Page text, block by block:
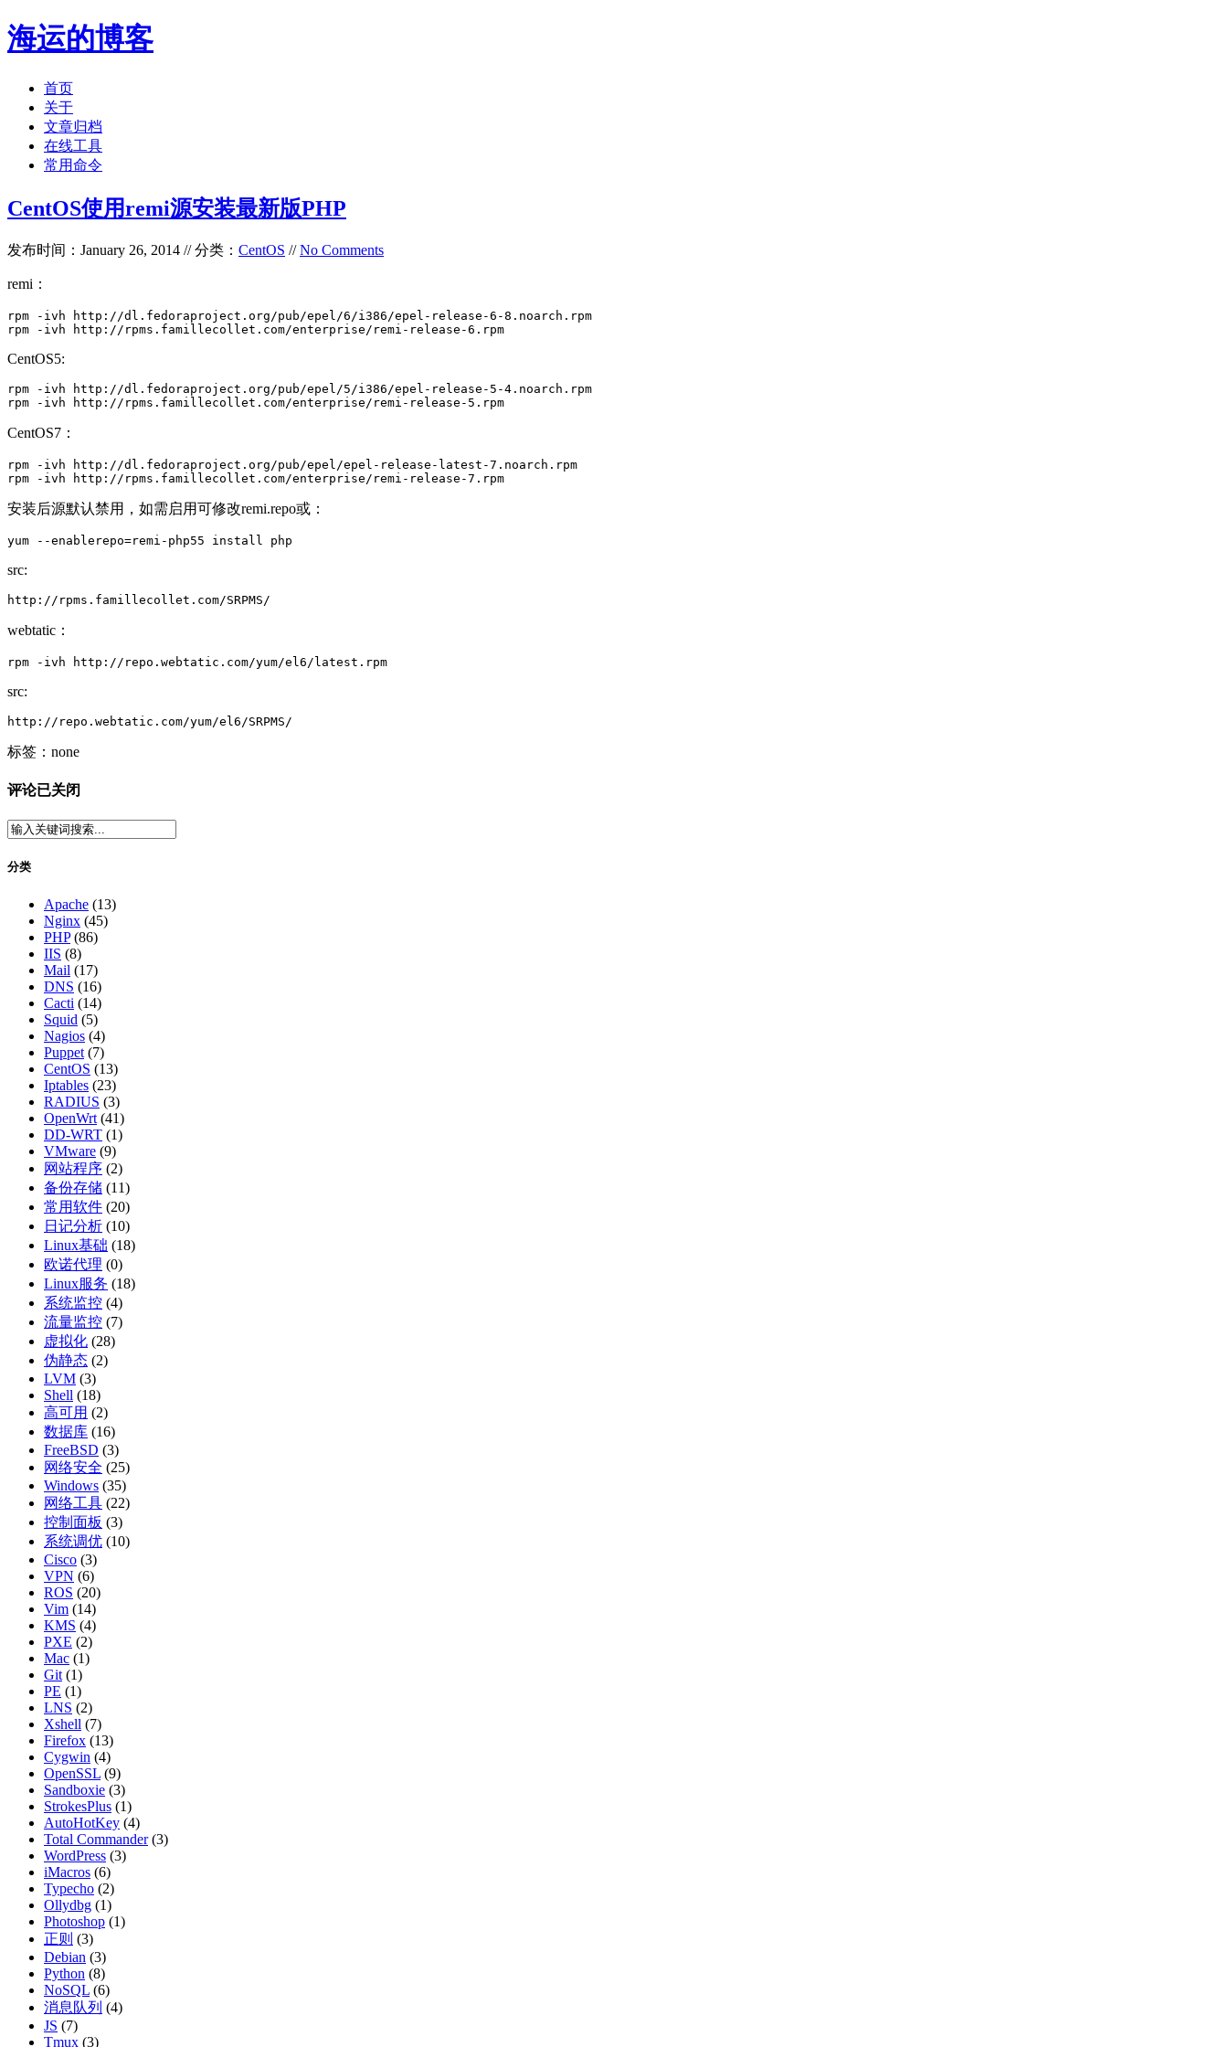
海运的博客
首页
关于
文章归档
在线工具
常用命令
CentOS使用remi源安装最新版PHP
发布时间：January 26, 2014 // 分类： CentOS //No Comments
remi：
rpm -ivh http://dl.fedoraproject.org/pub/epel/6/i386/epel-release-6-8.noarch.rpm
rpm -ivh http://rpms.famillecollet.com/enterprise/remi-release-6.rpm
CentOS5:
rpm -ivh http://dl.fedoraproject.org/pub/epel/5/i386/epel-release-5-4.noarch.rpm
rpm -ivh http://rpms.famillecollet.com/enterprise/remi-release-5.rpm
CentOS7：
rpm -ivh http://dl.fedoraproject.org/pub/epel/epel-release-latest-7.noarch.rpm
rpm -ivh http://rpms.famillecollet.com/enterprise/remi-release-7.rpm
安装后源默认禁用，如需启用可修改remi.repo或：
yum --enablerepo=remi-php55 install php
src:
http://rpms.famillecollet.com/SRPMS/
webtatic：
rpm -ivh http://repo.webtatic.com/yum/el6/latest.rpm
src:
http://repo.webtatic.com/yum/el6/SRPMS/
标签：none
评论已关闭
分类
Apache (13)
Nginx (45)
PHP(86)
IIS (8)
Mail (17)
DNS (16)
Cacti (14)
Squid (5)
Nagios (4)
Puppet (7)
CentOS (13)
Iptables (23)
RADIUS (3)
OpenWrt (41)
DD-WRT (1)
VMware (9)
网站程序 (2)
备份存储 (11)
常用软件 (20)
日记分析 (10)
Linux基础 (18)
欧诺代理 (0)
Linux服务 (18)
系统监控 (4)
流量监控 (7)
虚拟化 (28)
伪静态 (2)
LVM (3)
Shell (18)
高可用 (2)
数据库 (16)
FreeBSD (3)
网络安全 (25)
Windows (35)
网络工具 (22)
控制面板 (3)
系统调优 (10)
Cisco (3)
VPN (6)
ROS (20)
Vim (14)
KMS (4)
PXE (2)
Mac (1)
Git (1)
PE (1)
LNS (2)
Xshell (7)
Firefox (13)
Cygwin (4)
OpenSSL (9)
Sandboxie (3)
StrokesPlus (1)
AutoHotKey (4)
Total Commander(3)
WordPress (3)
iMacros (6)
Typecho (2)
Ollydbg (1)
Photoshop (1)
正则 (3)
Debian (3)
Python (8)
NoSQL (6)
消息队列 (4)
JS (7)
Tmux (3)